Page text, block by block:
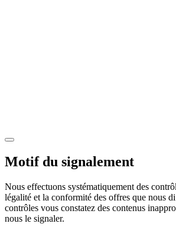
Motif du signalement
Nous effectuons systématiquement des
légalité et la conformité des offres que nous
contrôles vous constatez des contenus
nous le signaler.